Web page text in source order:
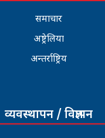
समाचार
अष्ट्रेलिया
अन्तर्राष्ट्रिय
व्यवस्थापन / विज्ञापन